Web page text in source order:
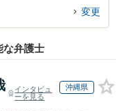
変更
な弁護士
インタビュ
ーを見る
沖縄県